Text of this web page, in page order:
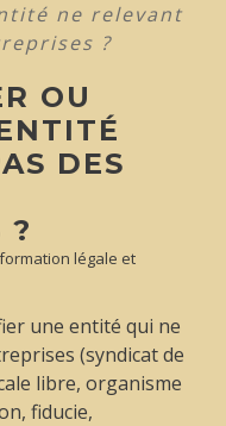
ne relevant
?
OU
DES
?
légale et
une entité qui ne
(syndicat de
libre, organisme
fiducie,